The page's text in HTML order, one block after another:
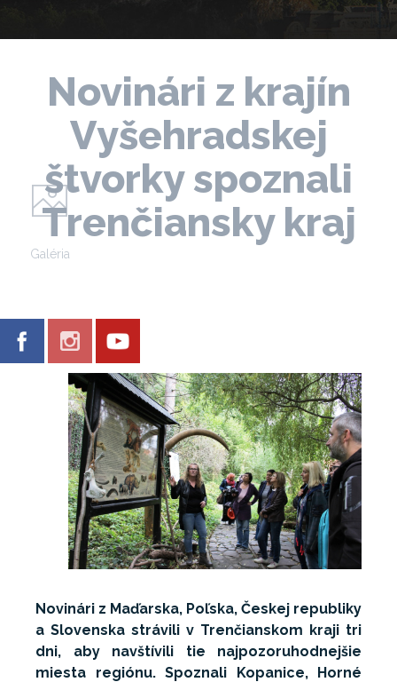
Novinári z krajín
Vyšehradskej
štvorky spoznali
Trenčiansky kraj
Galéria
Novinári z Maďarska, Poľska, Českej republiky
a Slovenska strávili v Trenčianskom kraji tri
dni, aby navštívili tie najpozoruhodnejšie
miesta regiónu. Spoznali Kopanice, Horné